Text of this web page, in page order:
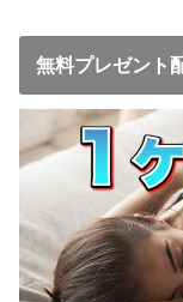
無料プレゼント